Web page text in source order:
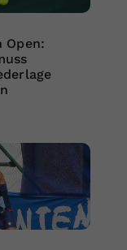
Open: